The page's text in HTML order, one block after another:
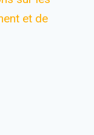
et de